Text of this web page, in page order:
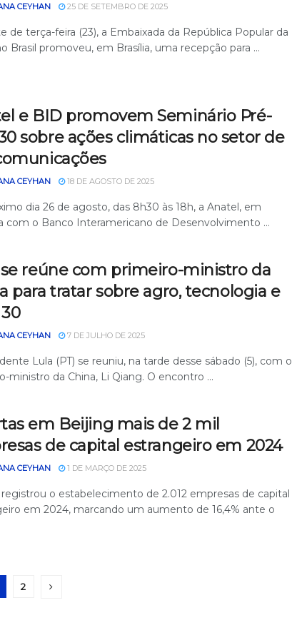
CEYHAN 25 DE SETEMBRO DE 2025
de terça-feira (23), a Embaixada da República Popular da
Brasil promoveu, em Brasília, uma recepção para ...
e BID promovem Seminário Pré-
sobre ações climáticas no setor de
CEYHAN 18 DE AGOSTO DE 2025
dia 26 de agosto, das 8h30 às 18h, a Anatel, em
com o Banco Interamericano de Desenvolvimento ...
se reúne com primeiro-ministro da
para tratar sobre agro, tecnologia e
CEYHAN 7 DE JULHO DE 2025
Lula (PT) se reuniu, na tarde desse sábado (5), com o
ministro da China, Li Qiang. O encontro ...
em Beijing mais de 2 mil
de capital estrangeiro em 2024
CEYHAN 1 DE MARÇO DE 2025
o estabelecimento de 2.012 empresas de capital
em 2024, marcando um aumento de 16,4% ante o
2